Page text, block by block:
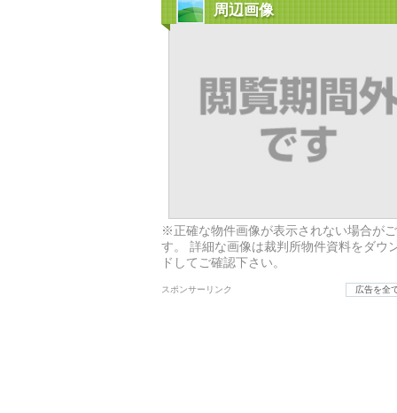
周辺画像
※正確な物件画像が表示されない場合が
す。 詳細な画像は裁判所物件資料をダウ
ドしてご確認下さい。
スポンサーリンク 広告を全